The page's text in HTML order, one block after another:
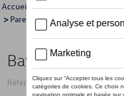
Accueil >Catalogue
> Pare-boue > Détail
Bavette garde-
Référence: 5H9075101B